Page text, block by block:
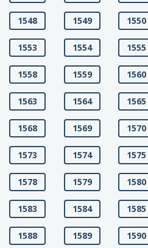
1548 1549 1550
1553 1554 1555
1558 1559 1560
1563 1564 1565
1568 1569 1570
1573 1574 1575
1578 1579 1580
1583 1584 1585
1588 1589 1590